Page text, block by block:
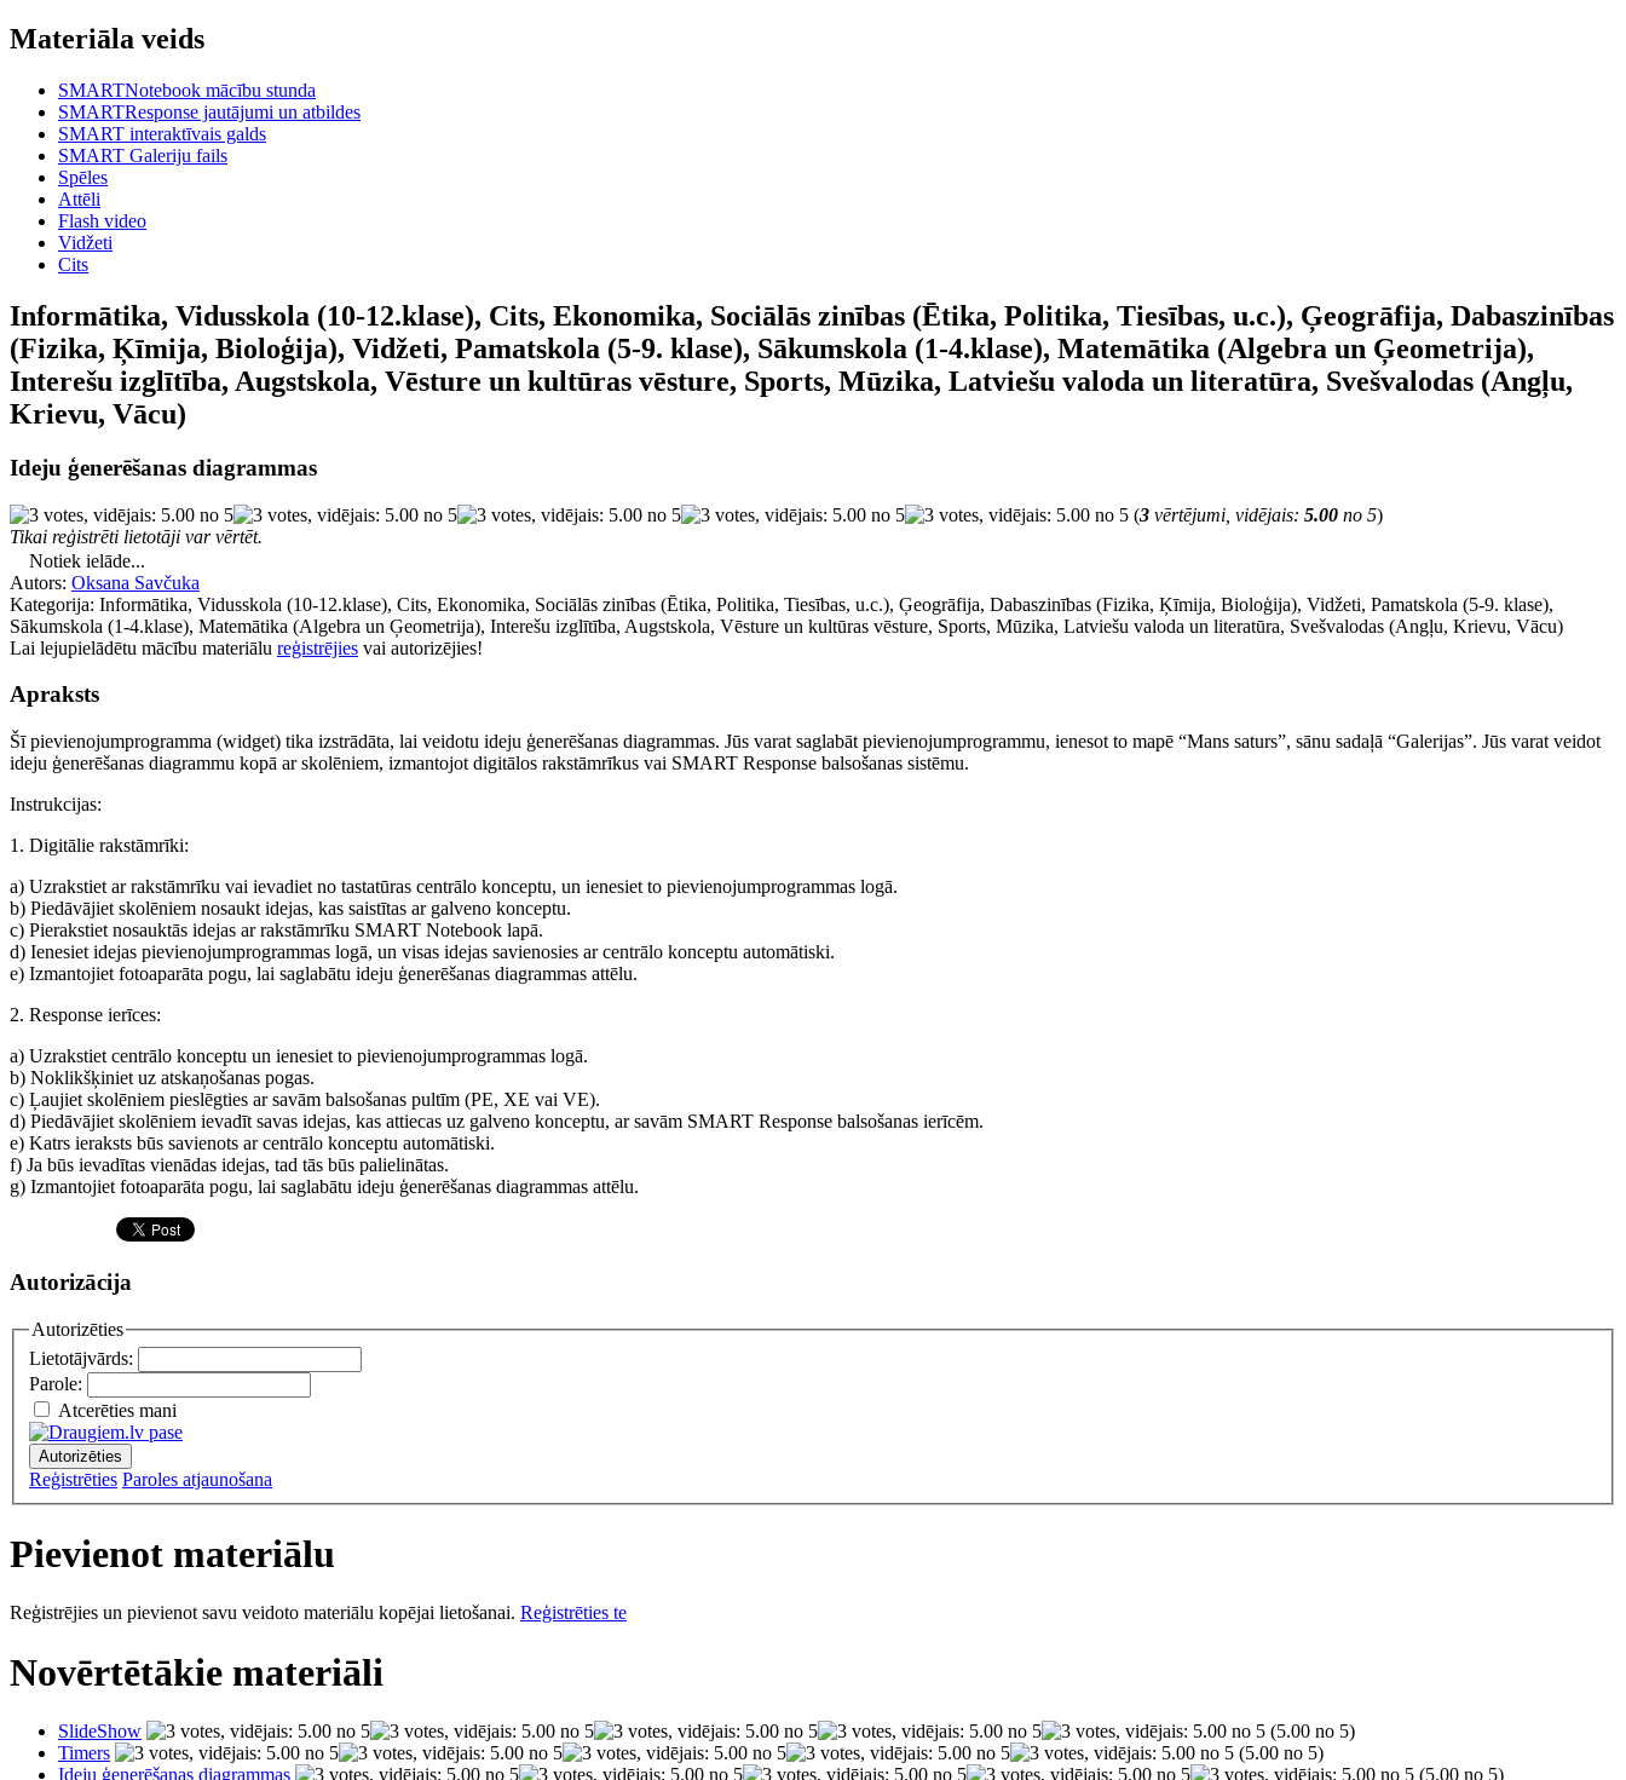
Materiāla veids
SMARTNotebook mācību stunda
SMARTResponse jautājumi un atbildes
SMART interaktīvais galds
SMART Galeriju fails
Spēles
Attēli
Flash video
Vidžeti
Cits
Informātika, Vidusskola (10-12.klase), Cits, Ekonomika, Sociālās zinības (Ētika, Politika, Tiesības, u.c.), Ģeogrāfija, Dabaszinības
(Fizika, Ķīmija, Bioloģija), Vidžeti, Pamatskola (5-9. klase), Sākumskola (1-4.klase), Matemātika (Algebra un Ģeometrija),
Interešu izglītība, Augstskola, Vēsture un kultūras vēsture, Sports, Mūzika, Latviešu valoda un literatūra, Svešvalodas (Angļu,
Krievu, Vācu)
Ideju ģenerēšanas diagrammas
(3 vērtējumi, vidējais: 5.00 no 5)
Tikai reģistrēti lietotāji var vērtēt.
Notiek ielāde...
Autors: Oksana Savčuka
Kategorija: Informātika, Vidusskola (10-12.klase), Cits, Ekonomika, Sociālās zinības (Ētika, Politika, Tiesības, u.c.), Ģeogrāfija, Dabaszinības (Fizika, Ķīmija, Bioloģija), Vidžeti, Pamatskola (5-9. klase),
Sākumskola (1-4.klase), Matemātika (Algebra un Ģeometrija), Interešu izglītība, Augstskola, Vēsture un kultūras vēsture, Sports, Mūzika, Latviešu valoda un literatūra, Svešvalodas (Angļu, Krievu, Vācu)
Lai lejupielādētu mācību materiālu reģistrējies vai autorizējies!
Apraksts
Šī pievienojumprogramma (widget) tika izstrādāta, lai veidotu ideju ģenerēšanas diagrammas. Jūs varat saglabāt pievienojumprogrammu, ienesot to mapē “Mans saturs”, sānu sadaļā “Galerijas”. Jūs varat veidot
ideju ģenerēšanas diagrammu kopā ar skolēniem, izmantojot digitālos rakstāmrīkus vai SMART Response balsošanas sistēmu.
Instrukcijas:
1. Digitālie rakstāmrīki:
a) Uzrakstiet ar rakstāmrīku vai ievadiet no tastatūras centrālo konceptu, un ienesiet to pievienojumprogrammas logā.
b) Piedāvājiet skolēniem nosaukt idejas, kas saistītas ar galveno konceptu.
c) Pierakstiet nosauktās idejas ar rakstāmrīku SMART Notebook lapā.
d) Ienesiet idejas pievienojumprogrammas logā, un visas idejas savienosies ar centrālo konceptu automātiski.
e) Izmantojiet fotoaparāta pogu, lai saglabātu ideju ģenerēšanas diagrammas attēlu.
2. Response ierīces:
a) Uzrakstiet centrālo konceptu un ienesiet to pievienojumprogrammas logā.
b) Noklikšķiniet uz atskaņošanas pogas.
c) Ļaujiet skolēniem pieslēgties ar savām balsošanas pultīm (PE, XE vai VE).
d) Piedāvājiet skolēniem ievadīt savas idejas, kas attiecas uz galveno konceptu, ar savām SMART Response balsošanas ierīcēm.
e) Katrs ieraksts būs savienots ar centrālo konceptu automātiski.
f) Ja būs ievadītas vienādas idejas, tad tās būs palielinātas.
g) Izmantojiet fotoaparāta pogu, lai saglabātu ideju ģenerēšanas diagrammas attēlu.
Autorizācija
Autorizēties
Lietotājvārds:
Parole:
Atcerēties mani
Autorizēties
Reģistrēties Paroles atjaunošana
Pievienot materiālu
Reģistrējies un pievienot savu veidoto materiālu kopējai lietošanai. Reģistrēties te
Novērtētākie materiāli
SlideShow
(5.00 no 5)
Timers
(5.00 no 5)
Ideju ģenerēšanas diagrammas
(5.00 no 5)